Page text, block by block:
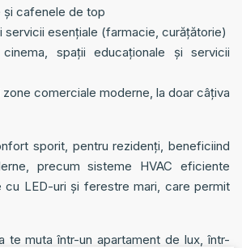
și cafenele de top
servicii esențiale (farmacie, curățătorie)
spații educaționale și servicii
zone comerciale moderne, la doar câțiva
sporit, pentru rezidenți, beneficiind
precum sisteme HVAC eficiente
cu LED-uri și ferestre mari, care permit
te muta într-un apartament de lux, într-